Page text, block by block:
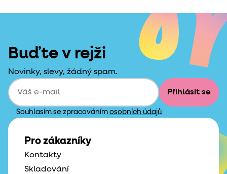
Buďte v rejži
Novinky, slevy, žádný spam.
Přihlásit se
Souhlasím se zpracováním osobních údajů
Pro zákazníky
Kontakty
Skladování